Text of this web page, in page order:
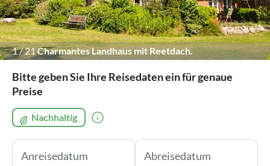
1/21 Charmantes Landhaus mit Reetdach.
Bitte geben Sie Ihre Reisedaten ein für genaue
Preise
Nachhaltig